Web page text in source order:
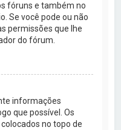
fóruns e também no
Se você pode ou não
permissões que lhe
do fórum.
informações
que possível. Os
no topo de